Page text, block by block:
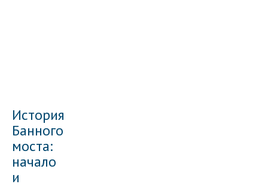
История
Банного
моста:
начало
и